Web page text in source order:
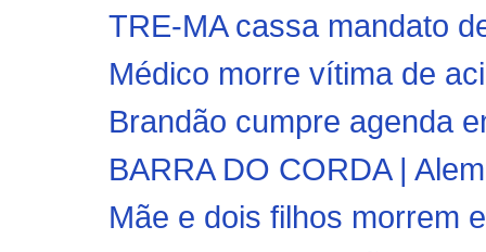
TRE-MA cassa mandato
Médico morre vítima de
Brandão cumpre agenda
BARRA DO CORDA |
Mãe e dois filhos morrem